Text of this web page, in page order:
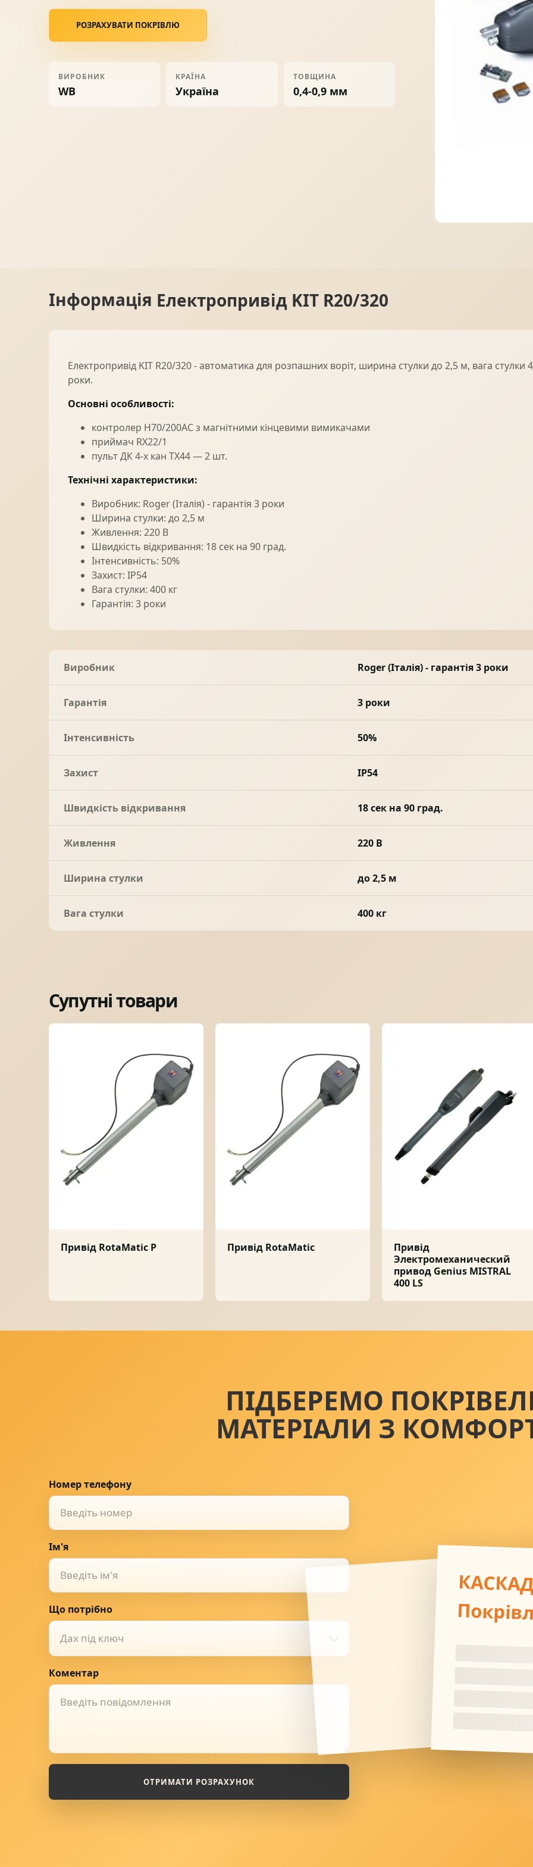
Навіси з полікарбонату
ФАЛЬЦЕВА ПОКРІВЛЯ
РОЗРАХУВАТИ ПОКРІВЛЮ
ВИРОБНИК
WB
КРАЇНА
Україна
ТОВЩИНА
0,4-0,9 мм
Інформація Електропривід KIT R20/320
Електропривід KIT R20/320 - автоматика для розпашних воріт, ширина стулки до 2,5 м, вага стулки
роки.
Основні особливості:
контролер H70/200AC з магнітними кінцевими вимикачами
приймач RX22/1
пульт ДК 4-х кан TX44 — 2 шт.
Технічні характеристики:
Виробник: Roger (Італія) - гарантія 3 роки
Ширина стулки: до 2,5 м
Живлення: 220 В
Швидкість відкривання: 18 сек на 90 град.
Інтенсивність: 50%
Захист: IP54
Вага стулки: 400 кг
Гарантія: 3 роки
Виробник Roger (Італія) - гарантія 3 роки
Гарантія 3 роки
Інтенсивність 50%
Захист IP54
Швидкість відкривання 18 сек на 90 град.
Живлення 220 В
Ширина стулки до 2,5 м
Вага стулки 400 кг
Супутні товари
Привід RotaMatic P Привід RotaMatic
Привід
Электромеханический
привод Genius MISTRAL
400 LS
ПІДБЕРЕМО
МАТЕРІАЛИ З
Номер телефону
Ім'я
Що потрібно
Дах під ключ
Коментар
ОТРИМАТИ РОЗРАХУНОК